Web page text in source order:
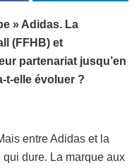
» Adidas. La
(FFHB) et
partenariat jusqu’en
t-elle évoluer ?
entre Adidas et la
qui dure. La marque aux